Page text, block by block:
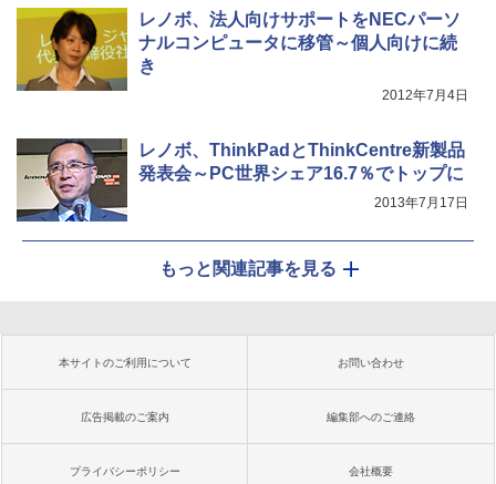
レノボ、法人向けサポートをNECパーソ
ナルコンピュータに移管～個人向けに続
き
2012年7月4日
レノボ、ThinkPadとThinkCentre新製品
発表会～PC世界シェア16.7％でトップに
2013年7月17日
もっと関連記事を見る
本サイトのご利用について お問い合わせ
広告掲載のご案内 編集部へのご連絡
プライバシーポリシー 会社概要